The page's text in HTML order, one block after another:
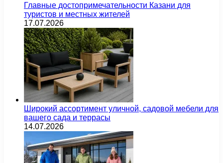
Главные достопримечательности Казани для
туристов и местных жителей
17.07.2026
Широкий ассортимент уличной, садовой мебели для
вашего сада и террасы
14.07.2026